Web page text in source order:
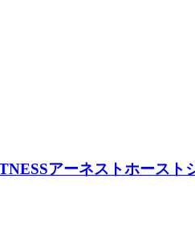
アーネストホースト